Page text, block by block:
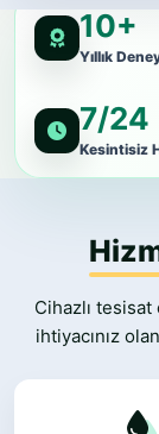
10+
Yıllık
7/24
Kesintisiz
Cihazlı
ihtiyacınız